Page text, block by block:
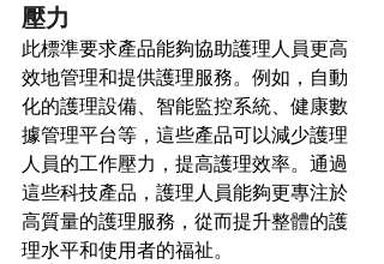
壓力
此標準要求產品能夠協助護理人員更高
效地管理和提供護理服務。例如，自動
化的護理設備、智能監控系統、健康數
據管理平台等，這些產品可以減少護理
人員的工作壓力，提高護理效率。通過
這些科技產品，護理人員能夠更專注於
高質量的護理服務，從而提升整體的護
理水平和使用者的福祉。